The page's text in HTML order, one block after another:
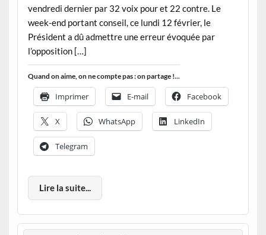
vendredi dernier par 32 voix pour et 22 contre. Le
week-end portant conseil, ce lundi 12 février, le
Président a dû admettre une erreur évoquée par
l’opposition […]
Quand on aime, on ne compte pas : on partage !...
Imprimer E-mail Facebook
X WhatsApp LinkedIn
Telegram
Lire la suite...